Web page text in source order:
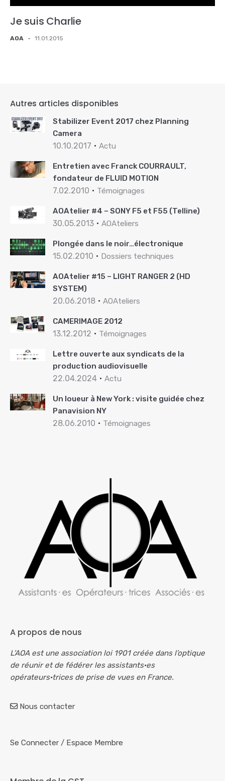
Je suis Charlie
AOA - 11.01.2015
Autres articles disponibles
Stabilizer Event 2017 chez Planning
Camera
10.10.2017 Actu
Entretien avec Franck COURRAULT,
fondateur de FLUID MOTION
7.02.2010 Témoignages
AOAtelier #4 – SONY F5 et F55 (Telline)
30.05.2013 AOAteliers
Plongée dans le noir…électronique
15.02.2010 Dossiers techniques
AOAtelier #15 – LIGHT RANGER 2 (HD
SYSTEM)
20.06.2018 AOAteliers
CAMERIMAGE 2012
13.12.2012 Témoignages
Lettre ouverte aux syndicats de la
production audiovisuelle
22.04.2024 Actu
Un loueur à New York : visite guidée chez
Panavision NY
28.06.2010 Témoignages
A propos de nous
L’AOA est une association loi 1901 créée dans l’optique
de réunir et de fédérer les assistants·es
opérateurs·trices de prise de vues en France.
Nous contacter
Se Connecter / Espace Membre